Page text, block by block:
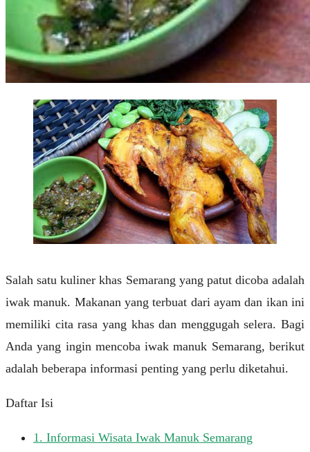
Salah satu kuliner khas Semarang yang patut dicoba adalah
iwak manuk. Makanan yang terbuat dari ayam dan ikan ini
memiliki cita rasa yang khas dan menggugah selera. Bagi
Anda yang ingin mencoba iwak manuk Semarang, berikut
adalah beberapa informasi penting yang perlu diketahui.
Daftar Isi
1. Informasi Wisata Iwak Manuk Semarang